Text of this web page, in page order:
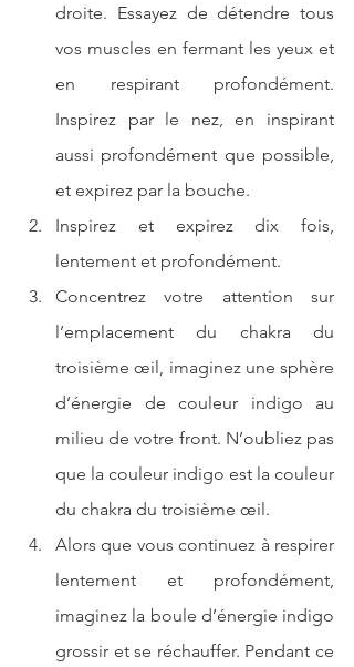
droite. Essayez de détendre tous
vos muscles en fermant les yeux et
en respirant profondément.
Inspirez par le nez, en inspirant
aussi profondément que possible,
et expirez par la bouche.
Inspirez et expirez dix fois,
lentement et profondément.
Concentrez votre attention sur
l’emplacement du chakra du
troisième œil, imaginez une sphère
d’énergie de couleur indigo au
milieu de votre front. N’oubliez pas
que la couleur indigo est la couleur
du chakra du troisième œil.
Alors que vous continuez à respirer
lentement et profondément,
imaginez la boule d’énergie indigo
grossir et se réchauffer. Pendant ce